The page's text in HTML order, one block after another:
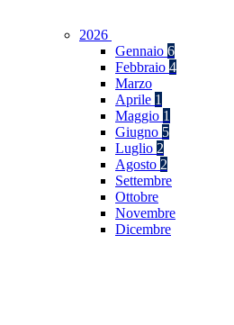
2026
Gennaio 6
Febbraio 4
Marzo
Aprile 1
Maggio 1
Giugno 5
Luglio 2
Agosto 2
Settembre
Ottobre
Novembre
Dicembre